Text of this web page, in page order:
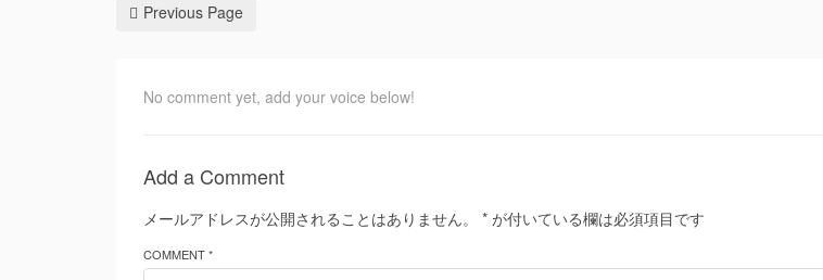
Previous Page
No comment yet, add your voice below!
Add a Comment
メールアドレスが公開されることはありません。 * が付いている欄は必須項目です
COMMENT *